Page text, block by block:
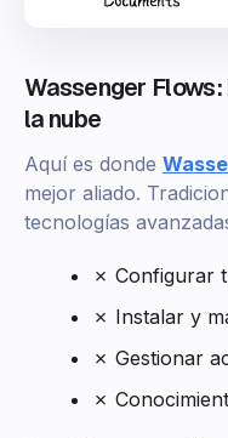
Wassenger
la nube
Aquí es donde
mejor aliado.
tecnologías
✗ Configurar
✗ Instalar y
✗ Gestionar
✗